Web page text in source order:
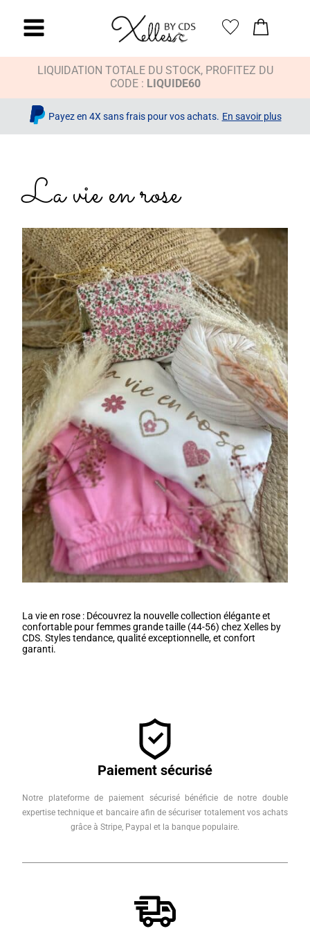
LIQUIDATION TOTALE DU STOCK, PROFITEZ DU
CODE : LIQUIDE60
Payez en 4X sans frais pour vos achats. En savoir plus
La vie en rose
La vie en rose : Découvrez la nouvelle collection élégante et
confortable pour femmes grande taille (44-56) chez Xelles by
CDS. Styles tendance, qualité exceptionnelle, et confort
garanti.
Paiement sécurisé
Notre plateforme de paiement sécurisé bénéficie de notre double
expertise technique et bancaire afin de sécuriser totalement vos achats
grâce à Stripe, Paypal et la banque populaire.